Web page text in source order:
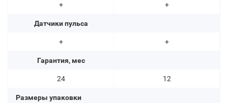
+
Датчики пульса
+
Гарантия, мес
24
Размеры упаковки
+
+
12